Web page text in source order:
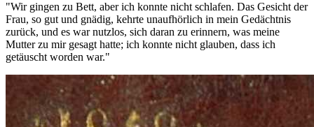
"Wir gingen zu Bett, aber ich konnte nicht schlafen. Das Gesicht der
Frau, so gut und gnädig, kehrte unaufhörlich in mein Gedächtnis
zurück, und es war nutzlos, sich daran zu erinnern, was meine
Mutter zu mir gesagt hatte; ich konnte nicht glauben, dass ich
getäuscht worden war."